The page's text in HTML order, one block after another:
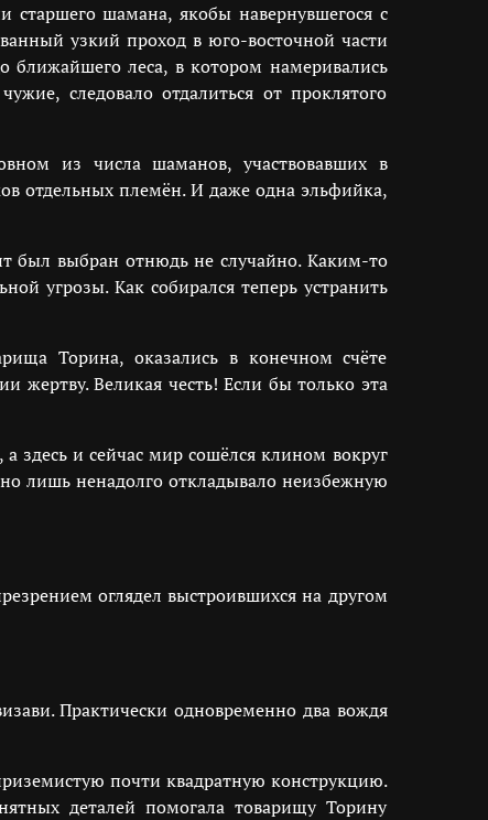
старшего шамана, якобы навернувшегося с
узкий проход в юго-восточной части
ближайшего леса, в котором намеривались
следовало отдалиться от проклятого
из числа шаманов, участвовавших в
отдельных племён. И даже одна эльфийка,
был выбран отнюдь не случайно. Каким-то
угрозы. Как собирался теперь устранить
Торина, оказались в конечном счёте
жертву. Великая честь! Если бы только эта
здесь и сейчас мир сошёлся клином вокруг
лишь ненадолго откладывало неизбежную
оглядел выстроившихся на другом
Практически одновременно два вождя
почти квадратную конструкцию.
деталей помогала товарищу Торину